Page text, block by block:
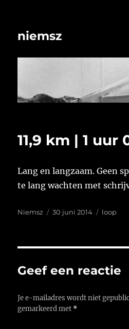
niemsz
11,9 km | 1 uur
Lang en langzaam. Geen
te lang wachten met
Auteur
Niemsz
Geplaatst
30 juni 2014 Tags
loop
Geef een reactie
Je e-mailadres wordt niet
gemarkeerd met *